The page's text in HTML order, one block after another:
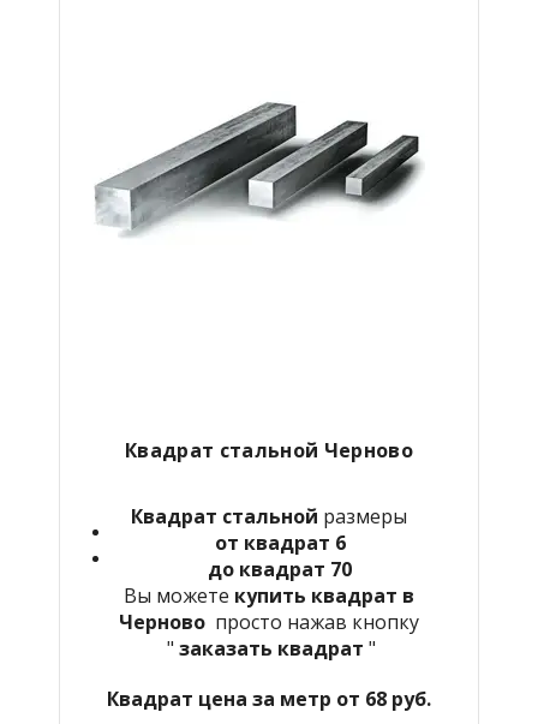
Квадрат стальной Черново
Квадрат стальной размеры
от квадрат 6
до квадрат 70
Вы можете купить квадрат в
Черново просто нажав кнопку
" заказать квадрат "
Квадрат цена за метр от 68 руб.